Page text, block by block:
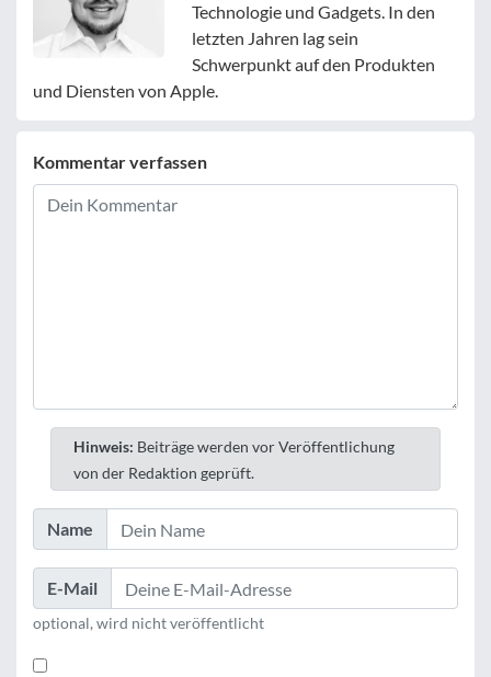
Technologie und Gadgets. In den
letzten Jahren lag sein
Schwerpunkt auf den Produkten
und Diensten von Apple.
Kommentar verfassen
Hinweis: Beiträge werden vor Veröffentlichung
von der Redaktion geprüft.
Name
E-Mail
optional, wird nicht veröffentlicht